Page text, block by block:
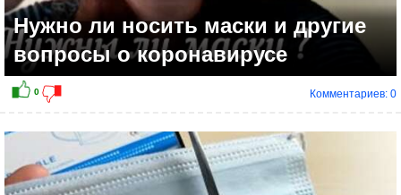
Нужно ли носить маски и другие
вопросы о коронавирусе
Комментариев: 0